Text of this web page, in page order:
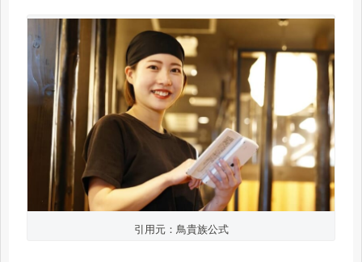
引用元：鳥貴族公式